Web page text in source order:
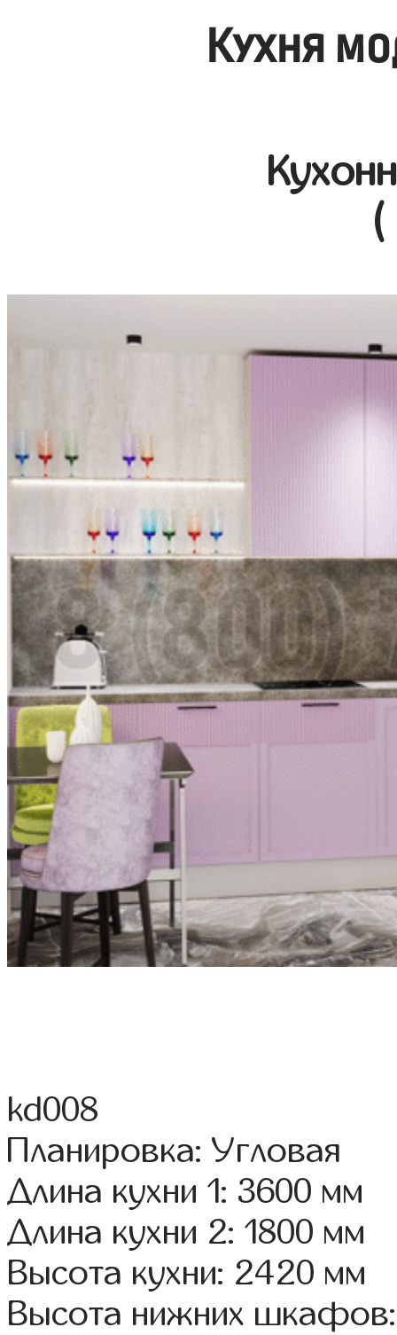
Кухня
(
kd008
Планировка: Угловая
Длина кухни 1: 3600 мм
Длина кухни 2: 1800 мм
Высота кухни: 2420 мм
Высота нижних